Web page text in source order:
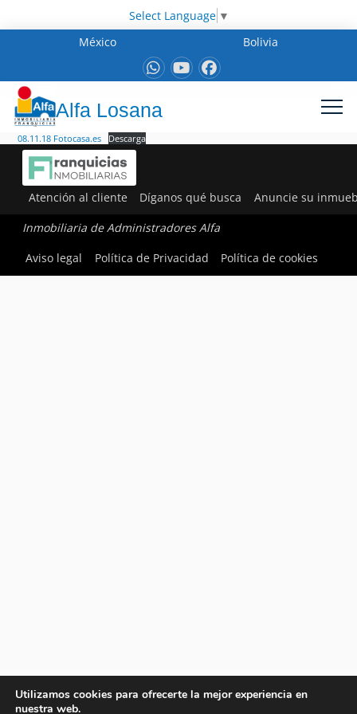
Select Language ▼
México
Bolivia
Alfa Losana
08.11.18 Fotocasa.es Descarga
Atención al cliente Díganos qué busca Anuncie su
Inmobiliaria de Administradores Alfa
Aviso legal
Política de Privacidad Política de cookies
Utilizamos cookies para ofrecerte la mejor experiencia en
nuestra web.